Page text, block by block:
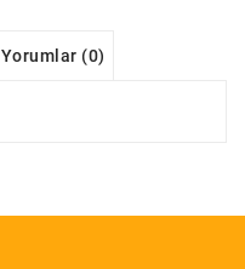
Yorumlar (0)